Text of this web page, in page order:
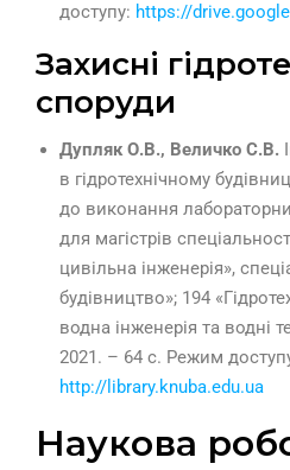
доступу: https://
Захисні
споруди
Дупляк О.В., Величко С.В.
в гідротехнічному
до виконання
для магістрів
цивільна інженерія»,
будівництво»; 194
водна інженерія та водні
2021. – 64 с. Режим
http://library.knuba.edu.ua
Наукова